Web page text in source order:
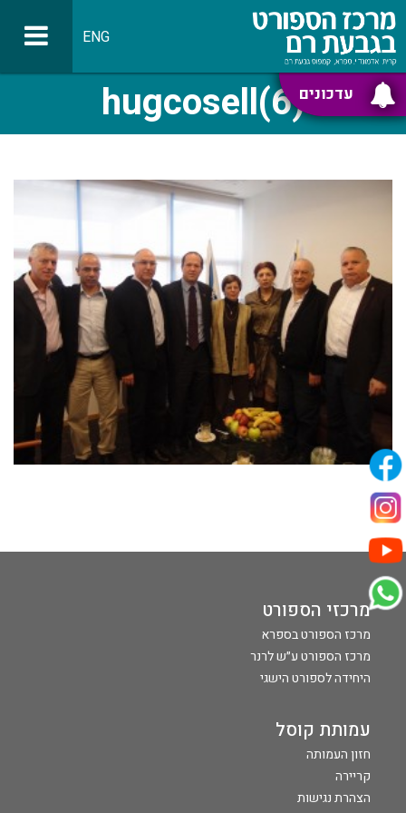
עדכונים
ENG
hugcosell(6)
מרכזי הספורט
מרכז הספורט בספרא
מרכז הספורט ע״ש לרנר
היחידה לספורט הישגי
עמותת קוסל
חזון העמותה
קריירה
הצהרת נגישות